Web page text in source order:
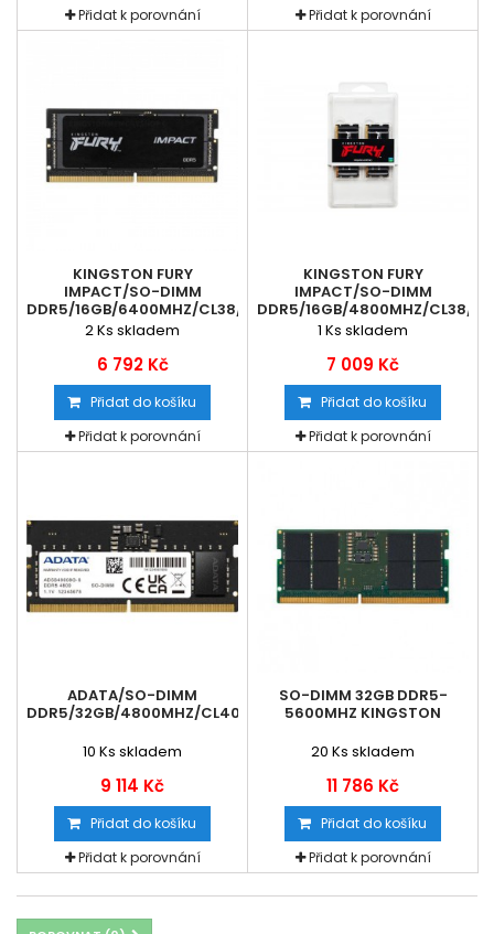
Přidat k porovnání
Přidat k porovnání
KINGSTON FURY
IMPACT/SO-DIMM
DDR5/16GB/6400MHZ/CL38/1X16GB/BLACK
2Ks skladem
6 792 Kč
Přidat do košíku
Přidat k porovnání
KINGSTON FURY
IMPACT/SO-DIMM
DDR5/16GB/4800MHZ/CL38/
1 Ks skladem
7 009 Kč
Přidat do košíku
Přidat k porovnání
ADATA/SO-DIMM
DDR5/32GB/4800MHZ/CL40/1X32GB
10 Ks skladem
9 114 Kč
Přidat do košíku
Přidat k porovnání
SO-DIMM 32GB DDR5-
5600MHZ KINGSTON
20 Ks skladem
11 786 Kč
Přidat do košíku
Přidat k porovnání